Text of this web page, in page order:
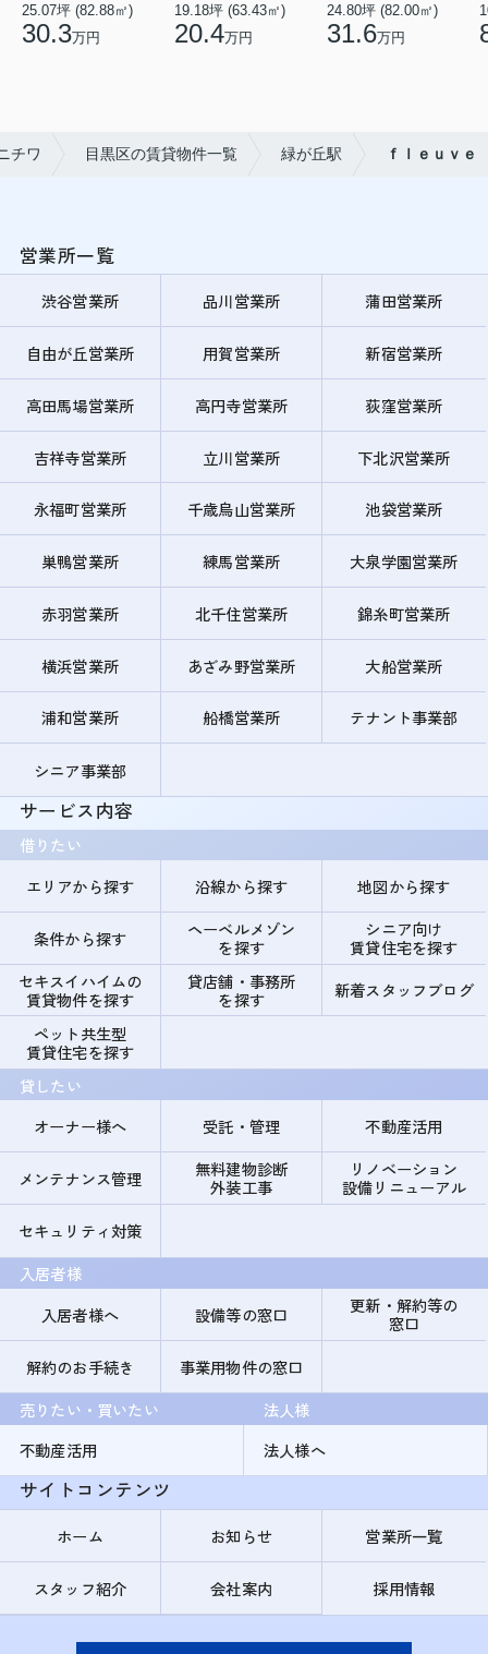
25.07坪 (82.88㎡)
30.3万円
19.18坪 (63.43㎡)
20.4万円
24.80坪 (82.00㎡)
31.6万円
チワ 目黒区の賃貸物件一覧 緑が丘駅 ｆｌｅｕｖｅ
営業所一覧
渋谷営業所 品川営業所 蒲田営業所
自由が丘営業所 用賀営業所 新宿営業所
高田馬場営業所 高円寺営業所 荻窪営業所
吉祥寺営業所 立川営業所 下北沢営業所
永福町営業所 千歳烏山営業所 池袋営業所
巣鴨営業所 練馬営業所 大泉学園営業所
赤羽営業所 北千住営業所 錦糸町営業所
横浜営業所 あざみ野営業所 大船営業所
浦和営業所 船橋営業所 テナント事業部
シニア事業部
サービス内容
借りたい
エリアから探す
沿線から探す 地図から探す
条件から探す
ヘーベルメゾン
を探す
シニア向け
賃貸住宅を探す
セキスイハイムの
賃貸物件を探す
貸店舗・事務所
を探す
新着スタッフブログ
ペット共生型
賃貸住宅を探す
貸したい
オーナー様へ
受託・管理 不動産活用
メンテナンス管理
無料建物診断
外装工事
リノベーション
設備リニューアル
セキュリティ対策
入居者様
入居者様へ
設備等の窓口
更新・解約等の
窓口
解約のお手続き
事業用物件の窓口
売りたい・買いたい
不動産活用
法人様
法人様へ
サイトコンテンツ
ホーム お知らせ 営業所一覧
スタッフ紹介 会社案内 採用情報